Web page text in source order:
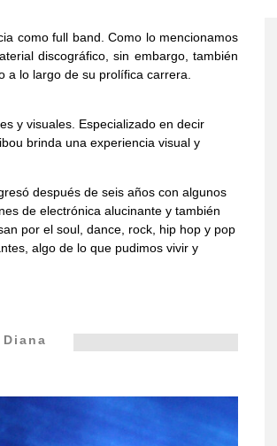
como full band. Como lo mencionamos
discográfico, sin embargo, también
a lo largo de su prolífica carrera.
y visuales. Especializado en decir
brinda una experiencia visual y
después de seis años con algunos
de electrónica alucinante y también
por el soul, dance, rock, hip hop y pop
algo de lo que pudimos vivir y